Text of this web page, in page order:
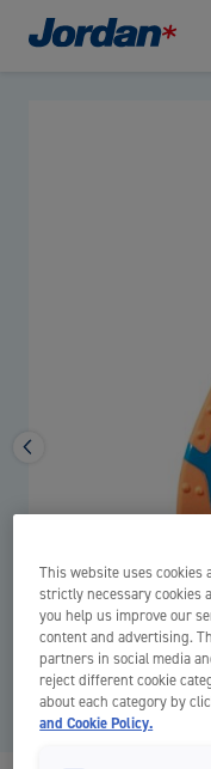
This website uses cookies
strictly necessary cookies
you help us improve our
content and advertising.
partners in social media
reject different cookie
about each category by
and Cookie Policy.